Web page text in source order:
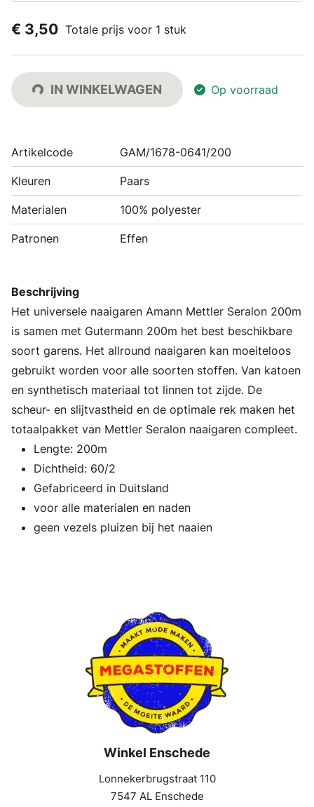
€ 3,50 Totale prijs voor 1 stuk
IN WINKELWAGEN Op voorraad
Artikelcode GAM/1678-0641/200
Kleuren Paars
Materialen 100% polyester
Patronen Effen
Beschrijving
Het universele naaigaren Amann Mettler Seralon 200m
is samen met Gutermann 200m het best beschikbare
soort garens. Het allround naaigaren kan moeiteloos
gebruikt worden voor alle soorten stoffen. Van katoen
en synthetisch materiaal tot linnen tot zijde. De
scheur- en slijtvastheid en de optimale rek maken het
totaalpakket van Mettler Seralon naaigaren compleet.
Lengte: 200m
Dichtheid: 60/2
Gefabriceerd in Duitsland
voor alle materialen en naden
geen vezels pluizen bij het naaien
Winkel Enschede
Lonnekerbrugstraat 110
7547 AL Enschede